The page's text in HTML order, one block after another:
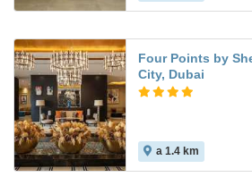
Four Points by
City, Dubai
a 1.4 km